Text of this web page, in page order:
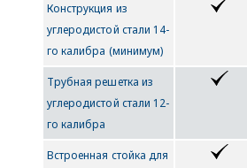
Конструкция из
углеродистой стали 14-
го калибра (минимум)
Трубная решетка из
углеродистой стали 12-
го калибра
Встроенная стойка для